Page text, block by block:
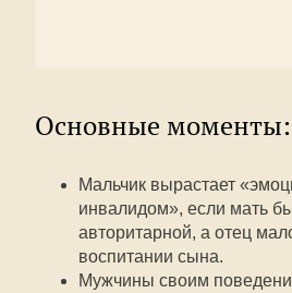
Основные моменты:
Мальчик вырастает
инвалидом», если мать
авторитарной, а отец
воспитании сына.
Мужчины своим